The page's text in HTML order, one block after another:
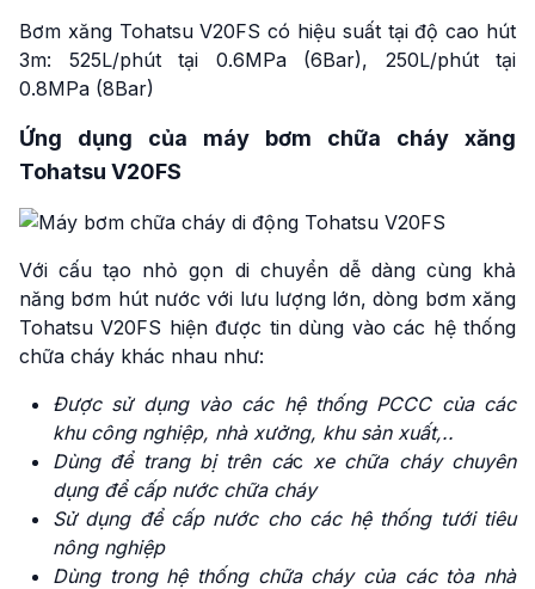
Bơm xăng Tohatsu V20FS có hiệu suất tại độ cao hút
3m: 525L/phút tại 0.6MPa (6Bar), 250L/phút tại
0.8MPa (8Bar)
Ứng dụng của máy bơm chữa cháy xăng
Tohatsu V20FS
Với cấu tạo nhỏ gọn di chuyển dễ dàng cùng khả
năng bơm hút nước với lưu lượng lớn, dòng bơm xăng
Tohatsu V20FS hiện được tin dùng vào các hệ thống
chữa cháy khác nhau như:
Được sử dụng vào các hệ thống PCCC của các
khu công nghiệp, nhà xưởng, khu sản xuất,..
Dùng để trang bị trên các xe chữa cháy chuyên
dụng để cấp nước chữa cháy
Sử dụng để cấp nước cho các hệ thống tưới tiêu
nông nghiệp
Dùng trong hệ thống chữa cháy của các tòa nhà